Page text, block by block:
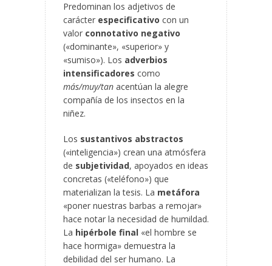
Predominan los adjetivos de
carácter especificativo con un
valor connotativo negativo
(«dominante», «superior» y
«sumiso»). Los adverbios
intensificadores como
más/muy/tan acentúan la alegre
compañía de los insectos en la
niñez.
Los sustantivos abstractos
(«inteligencia») crean una atmósfera
de subjetividad, apoyados en ideas
concretas («teléfono») que
materializan la tesis. La metáfora
«poner nuestras barbas a remojar»
hace notar la necesidad de humildad.
La hipérbole final «el hombre se
hace hormiga» demuestra la
debilidad del ser humano. La